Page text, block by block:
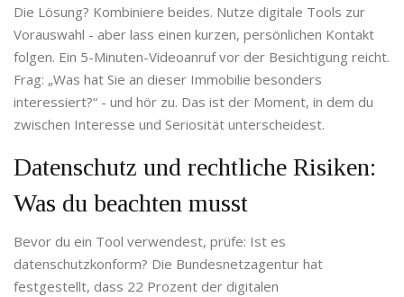
Die Lösung? Kombiniere beides. Nutze digitale Tools zur
Vorauswahl - aber lass einen kurzen, persönlichen Kontakt
folgen. Ein 5-Minuten-Videoanruf vor der Besichtigung reicht.
Frag: „Was hat Sie an dieser Immobilie besonders
interessiert?“ - und hör zu. Das ist der Moment, in dem du
zwischen Interesse und Seriosität unterscheidest.
Datenschutz und rechtliche Risiken:
Was du beachten musst
Bevor du ein Tool verwendest, prüfe: Ist es
datenschutzkonform? Die Bundesnetzagentur hat
festgestellt, dass 22 Prozent der digitalen